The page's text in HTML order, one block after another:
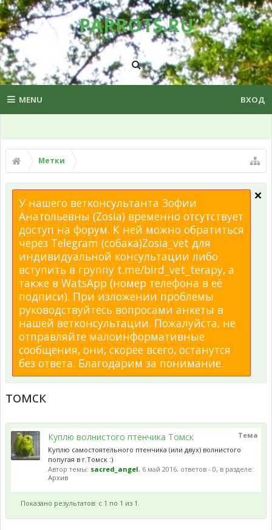
PARROTS.RU
MENU ВХОД
Метки
У нашего ветконсультанта Зофии
Анатольевны (Zosia) временно отсутствует
доступ на форум. К ней можно обратиться
через Telegram (собака)Zosia_vet для
индивидуальной консультации либо
вступить в группу t.me/bird_vet_terapy, а
также в WatsApp (номер телефона в её
подписи). При изложении проблемы
руководствуйтесь вопросами анкеты в
нашей ветконсультации. Пожалуйста, не
отправляйте малоинформативные
сообщения, они, скорее всего, останутся
без ответа. Благодарим за понимание.
томск
Тема
Куплю волнистого птенчика Томск
Куплю самостоятельного птенчика (или двух) волнистого
попугая в г.Томск :)
Автор темы: sacred_angel, 6 май 2016, ответов - 0, в разделе:
Архив
Показано результатов: с 1 по 1 из 1.